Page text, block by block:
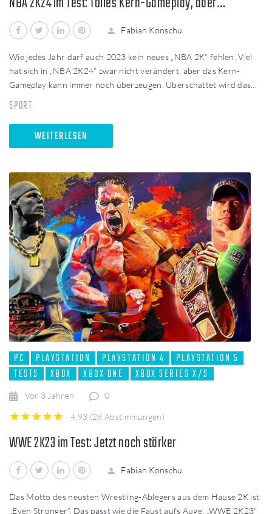
FacebookTwitterLinkedIn
Fabian Konschu
Wie jedes Jahr darf auch 2023 kein neues „NBA 2K“ fehlen. Viel
hat sich in „NBA 2K24“ zwar nicht verändert, aber das Kern-
Gameplay kann immer noch überzeugen. Überschattet wird das…
SPORT
WEITERLESEN
PC PLAYSTATION PLAYSTATION 4
PLAYSTATION 5
TESTS
XBOX XBOX ONE XBOX SERIES X/S
Vor 3 Jahren 0
4.93 (28 Abstimmungen)
WWE 2K23 im Test: Jetzt noch stärker
FacebookTwitterLinkedIn
Fabian Konschu
Das Motto des neusten Wrestling-Ablegers aus dem Hause 2K ist
„Even Stronger“. Das passt wie die Faust aufs Auge: „WWE 2K23“